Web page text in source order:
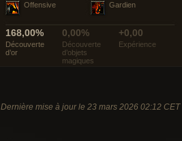
Offensive Gardien
168,00%
Découverte
d’or
0,00%
Découverte
d’objets
magiques
+0,00
Expérience
Dernière mise à jour le 23 mars 2026 02:12 CET